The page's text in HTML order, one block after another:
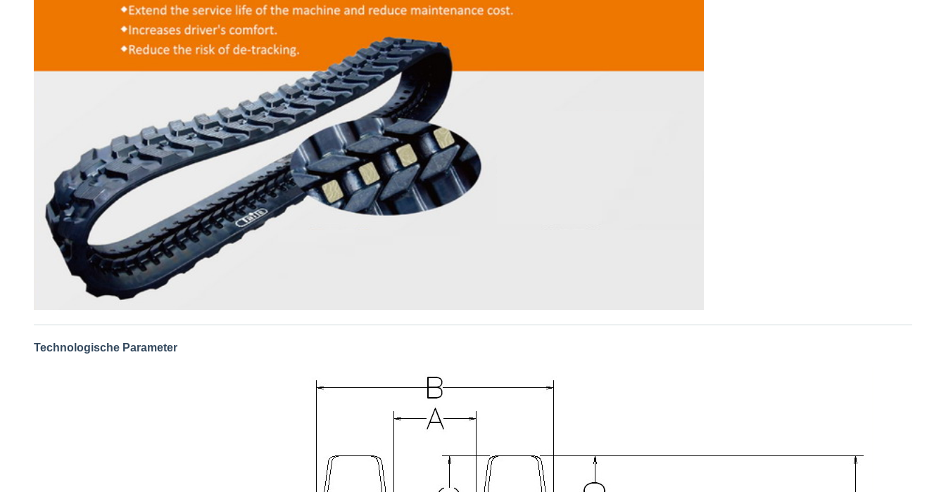
Technologische Parameter